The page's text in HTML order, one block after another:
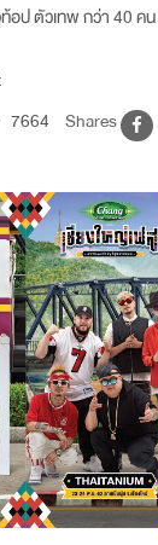
ป ตัวเทพ กว่า 40 คน
7664 Shares